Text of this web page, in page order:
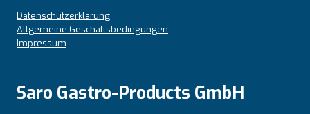
Datenschutzerklärung
Allgemeine Geschäftsbedingungen
Impressum
Saro Gastro-Products GmbH